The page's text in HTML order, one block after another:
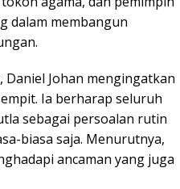
dalam membangun
Daniel Johan mengingatkan
Ia berharap seluruh
sebagai persoalan rutin
biasa saja. Menurutnya,
ancaman yang juga